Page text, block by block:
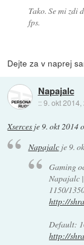
Tako. Se mi zdi
fps.
Dejte za v naprej
Napajalc
::9. okt 2014,
Xserces je9. okt 2014
Napajalcje9.
Gaming
Napajalc
1150/
http://
Default:
http://